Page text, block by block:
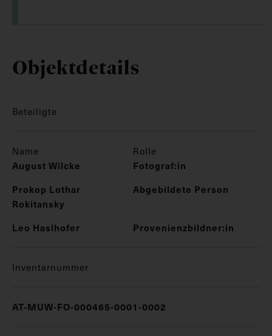
Objektdetails
Beteiligte
Name Rolle
August Wilcke
Fotograf:in
Prokop Lothar
Rokitansky
Abgebildete Person
Leo Haslhofer Provenienzbildner:in
Inventarnummer
AT-MUW-FO-000465-0001-0002